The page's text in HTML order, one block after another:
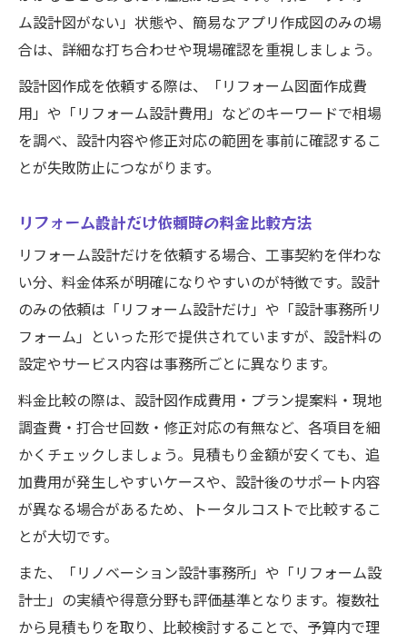
ム設計図がない」状態や、簡易なアプリ作成図のみの場
合は、詳細な打ち合わせや現場確認を重視しましょう。
設計図作成を依頼する際は、「リフォーム図面作成費
用」や「リフォーム設計費用」などのキーワードで相場
を調べ、設計内容や修正対応の範囲を事前に確認するこ
とが失敗防止につながります。
リフォーム設計だけ依頼時の料金比較方法
リフォーム設計だけを依頼する場合、工事契約を伴わな
い分、料金体系が明確になりやすいのが特徴です。設計
のみの依頼は「リフォーム設計だけ」や「設計事務所リ
フォーム」といった形で提供されていますが、設計料の
設定やサービス内容は事務所ごとに異なります。
料金比較の際は、設計図作成費用・プラン提案料・現地
調査費・打合せ回数・修正対応の有無など、各項目を細
かくチェックしましょう。見積もり金額が安くても、追
加費用が発生しやすいケースや、設計後のサポート内容
が異なる場合があるため、トータルコストで比較するこ
とが大切です。
また、「リノベーション設計事務所」や「リフォーム設
計士」の実績や得意分野も評価基準となります。複数社
から見積もりを取り、比較検討することで、予算内で理